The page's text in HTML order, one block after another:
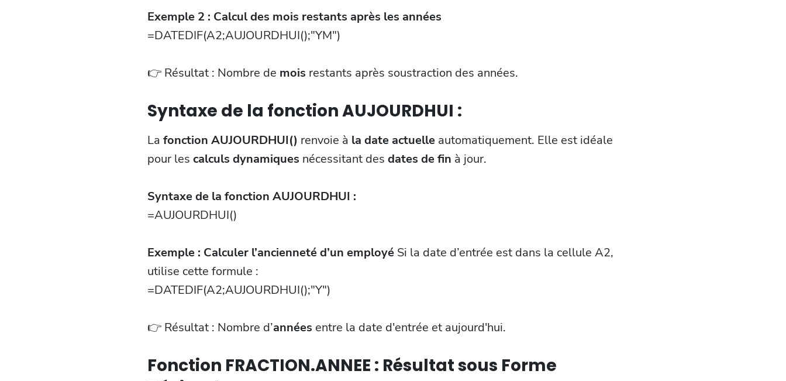
Exemple 2 : Calcul des mois restants après les années
=DATEDIF(A2;AUJOURDHUI();"YM")
👉 Résultat : Nombre de mois restants après soustraction des années.
Syntaxe de la fonction AUJOURDHUI :
La fonction AUJOURDHUI() renvoie à la date actuelle automatiquement. Elle est idéale
pour les calculs dynamiques nécessitant des dates de fin à jour.
Syntaxe de la fonction AUJOURDHUI :
=AUJOURDHUI()
Exemple : Calculer l’ancienneté d’un employé Si la date d’entrée est dans la cellule A2,
utilise cette formule :
=DATEDIF(A2;AUJOURDHUI();"Y")
👉 Résultat : Nombre d’années entre la date d'entrée et aujourd'hui.
Fonction FRACTION.ANNEE : Résultat sous Forme